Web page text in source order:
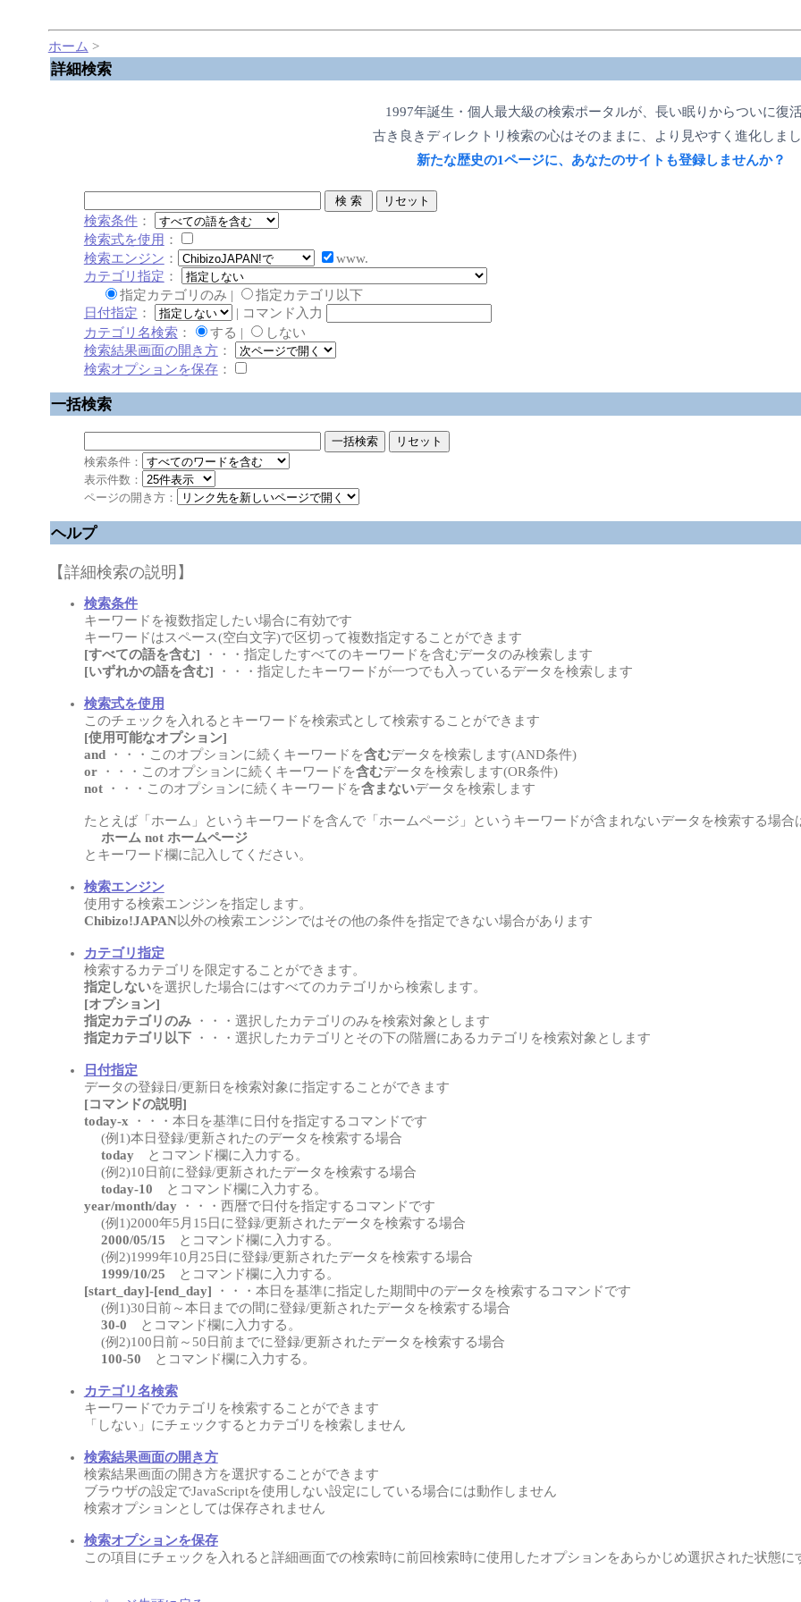
ホーム >
詳細検索
1997年誕生・個人最大級の検索ポータルが、長い眠りからついに復
古き良きディレクトリ検索の心はそのままに、より見やすく進化しま
新たな歴史の1ページに、あなたのサイトも登録しませんか？
検索条件：
検索式を使用 ：
検索エンジン ：
www.
カテゴリ指定 ：
指定カテゴリのみ |
指定カテゴリ以下
日付指定 ：
| コマンド入力
カテゴリ名検索 ： する |
しない
検索結果画面の開き方：
検索オプションを保存：
一括検索
検索条件：
表示件数：
ページの開き方：
ヘルプ
【詳細検索の説明】
検索条件
キーワードを複数指定したい場合に有効です
キーワードはスペース(空白文字)で区切って複数指定することができます
[すべての語を含む] ・・・指定したすべてのキーワードを含むデータのみ検索します
[いずれかの語を含む] ・・・指定したキーワードが一つでも入っているデータを検索します
検索式を使用
このチェックを入れるとキーワードを検索式として検索することができます
[使用可能なオプション]
and・・・このオプションに続くキーワードを含むデータを検索します(AND条件)
or・・・このオプションに続くキーワードを含むデータを検索します(OR条件)
not・・・このオプションに続くキーワードを含まないデータを検索します
たとえば「ホーム」というキーワードを含んで「ホームページ」というキーワードが含まれないデータを検索する場合
ホーム not ホームページ
とキーワード欄に記入してください。
検索エンジン
使用する検索エンジンを指定します。
Chibizo!JAPAN以外の検索エンジンではその他の条件を指定できない場合があります
カテゴリ指定
検索するカテゴリを限定することができます。
指定しないを選択した場合にはすべてのカテゴリから検索します。
[オプション]
指定カテゴリのみ・・・選択したカテゴリのみを検索対象とします
指定カテゴリ以下・・・選択したカテゴリとその下の階層にあるカテゴリを検索対象とします
日付指定
データの登録日/更新日を検索対象に指定することができます
[コマンドの説明]
today-x・・・本日を基準に日付を指定するコマンドです
(例1)本日登録/更新されたのデータを検索する場合
todayとコマンド欄に入力する。
(例2)10日前に登録/更新されたデータを検索する場合
today-10 とコマンド欄に入力する。
year/month/day・・・西暦で日付を指定するコマンドです
(例1)2000年5月15日に登録/更新されたデータを検索する場合
2000/05/15 とコマンド欄に入力する。
(例2)1999年10月25日に登録/更新されたデータを検索する場合
1999/10/25 とコマンド欄に入力する。
[start_day]-[end_day] ・・・本日を基準に指定した期間中のデータを検索するコマンドです
(例1)30日前～本日までの間に登録/更新されたデータを検索する場合
30-0 とコマンド欄に入力する。
(例2)100日前～50日前までに登録/更新されたデータを検索する場合
100-50 とコマンド欄に入力する。
カテゴリ名検索
キーワードでカテゴリを検索することができます
「しない」にチェックするとカテゴリを検索しません
検索結果画面の開き方
検索結果画面の開き方を選択することができます
ブラウザの設定でJavaScriptを使用しない設定にしている場合には動作しません
検索オプションとしては保存されません
検索オプションを保存
この項目にチェックを入れると詳細画面での検索時に前回検索時に使用したオプションをあらかじめ選択された状態に